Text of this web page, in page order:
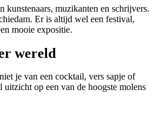
kunstenaars, muzikanten en schrijvers.
Er is altijd wel een festival,
mooie expositie.
wereld
je van een cocktail, vers sapje of
op een van de hoogste molens